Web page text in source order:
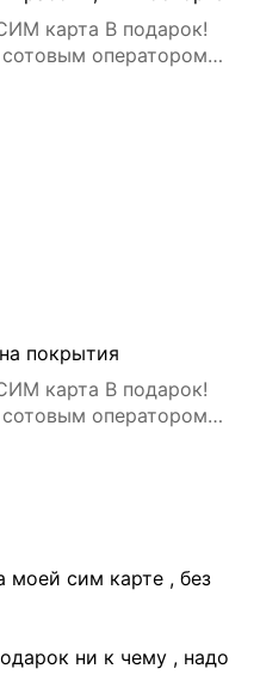
карта В подарок!
оператором
НЕ
покрытия
карта В подарок!
оператором
НЕ
моей сим карте , без
ни к чему , надо